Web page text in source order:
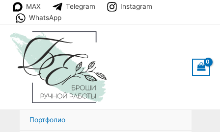
Перейти
содержимому
MAX Telegram
Instagram
WhatsApp
Портфолио